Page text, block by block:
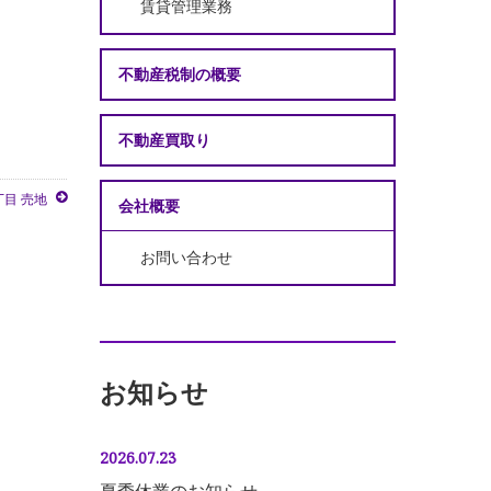
目 売地
賃貸管理業務
不動産税制の概要
不動産買取り
会社概要
お問い合わせ
お知らせ
2026.07.23